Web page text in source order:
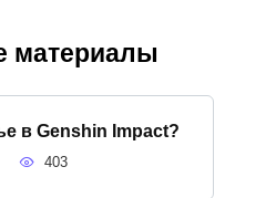
материалы
в Genshin Impact?
403